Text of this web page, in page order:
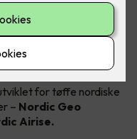
modeller
for tøffe nordiske
– Nordic Geo
Airise.